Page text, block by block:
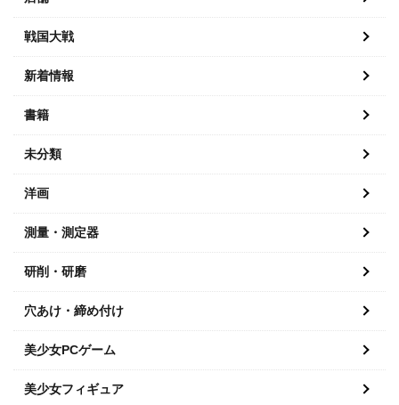
戦国大戦
新着情報
書籍
未分類
洋画
測量・測定器
研削・研磨
穴あけ・締め付け
美少女PCゲーム
美少女フィギュア